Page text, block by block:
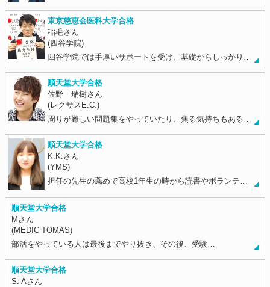
東京慈恵会医科大学合格
稲毛さん
(四谷学院)
四谷学院では手厚いサポートを受け、基礎からしっかり…
順天堂大学合格
佐野 瑞樹さん
(レクサスE.C.)
周りが難しい問題集をやっていたり、焦る気持ちもある…
順天堂大学合格
K.K.さん
(YMS)
担任の先生の薦めで高校1年生の時から読書やボランテ…
順天堂大学合格
Mさん
(MEDIC TOMAS)
部活をやっている人は最後までやり抜き、その後、受験…
順天堂大学合格
S. Aさん